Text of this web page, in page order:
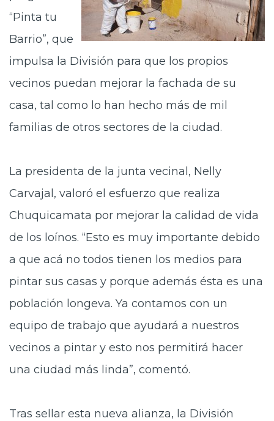
“Pinta tu
Barrio”, que
impulsa la División para que los propios
vecinos puedan mejorar la fachada de su
casa, tal como lo han hecho más de mil
familias de otros sectores de la ciudad.
La presidenta de la junta vecinal, Nelly
Carvajal, valoró el esfuerzo que realiza
Chuquicamata por mejorar la calidad de vida
de los loínos. “Esto es muy importante debido
a que acá no todos tienen los medios para
pintar sus casas y porque además ésta es una
población longeva. Ya contamos con un
equipo de trabajo que ayudará a nuestros
vecinos a pintar y esto nos permitirá hacer
una ciudad más linda”, comentó.
Tras sellar esta nueva alianza, la División